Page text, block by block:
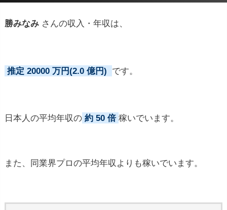
勝みなみ さんの収入・年収は、
推定 20000 万円(2.0 億円) です。
日本人の平均年収の 約 50 倍 稼いでいます。
また、同業界プロの平均年収よりも稼いでいます。